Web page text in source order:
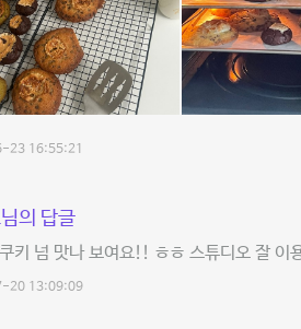
23 16:55:21
의 답글
키 넘 맛나 보여요!! ㅎㅎ 스튜디오 잘 이
20 13:09:09